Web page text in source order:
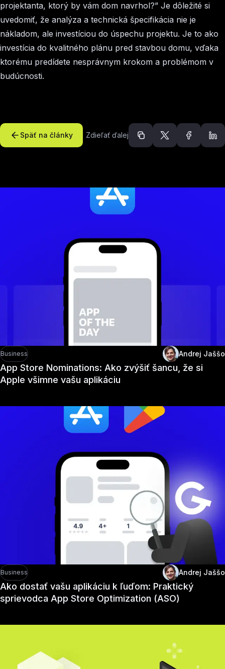
projektanta, ktorý by vám dom navrhol?” Je dôležité si
uvedomiť, že analýza a technická špecifikácia nie je
nákladom, ale investíciou do úspechu projektu. Je to ako
investícia do kvalitného plánu pred stavbou domu, vďaka
ktorému predídete nesprávnym krokom a problémom v
budúcnosti.
Späť na články Zdieľať ďalej
Odporúčané články
Business Andrej Jaššo
App Store Nominations: Ako zvýšiť šancu, že si
Apple všimne vašu aplikáciu
Business Andrej Jaššo
Ako dostať vašu aplikáciu k ľuďom: Praktický
sprievodca App Store Optimization (ASO)